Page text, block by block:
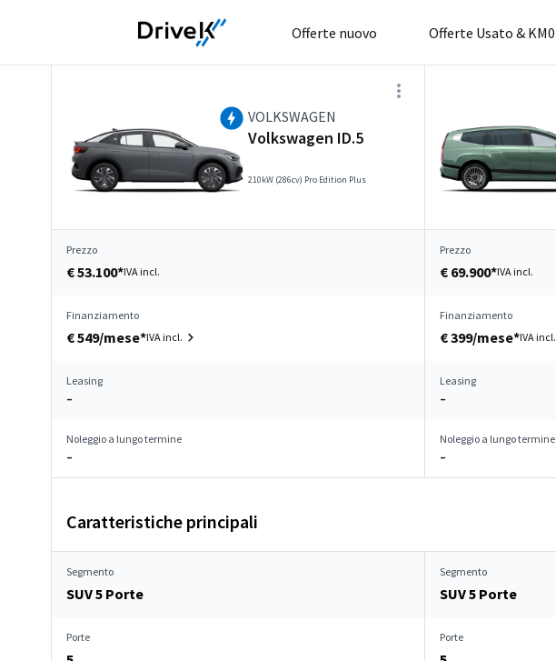
Offerte nuovo Offerte Usato & KM0
VOLKSWAGEN
Volkswagen ID.5
210kW (286cv) Pro Edition Plus
Prezzo
€ 53.100*IVA incl.
Prezzo
€ 69.900*IVA incl.
Finanziamento
€ 549/mese*IVA incl.
Finanziamento
€ 399/mese*IVA incl.
Leasing
–
Leasing
–
Noleggio a lungo termine
–
Noleggio a lungo termine
–
Caratteristiche principali
Segmento
SUV 5 Porte
Segmento
SUV 5 Porte
Porte Porte